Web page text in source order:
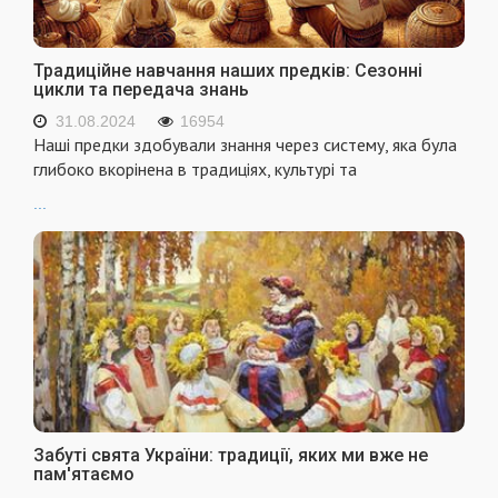
Традиційне навчання наших предків: Сезонні
цикли та передача знань
31.08.2024 16954
Наші предки здобували знання через систему, яка була
глибоко вкорінена в традиціях, культурі та
...
Забуті свята України: традиції, яких ми вже не
пам'ятаємо